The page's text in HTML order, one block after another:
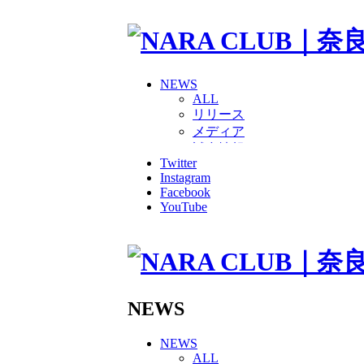
NEWS
ALL
リリース
メディア
グッズ
ファンコミュニティ
普及・育成
ホームタウン
その他
TEAM
チアダンススクール
Twitter
Instagram
Facebook
YouTube
NEWS
NEWS
ALL